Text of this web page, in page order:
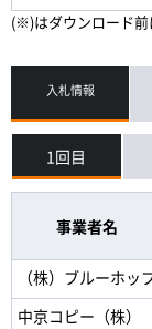
(※)はダウンロード前
入札情報
1回目
事業者名
（株）ブルーホッ
中京コピー（株）